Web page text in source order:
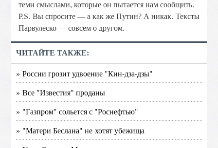
теми смыслами, которые он пытается нам сообщить.
P.S. Вы спросите — а как же Путин? А никак. Тексты
Парвулеско — совсем о другом.
ЧИТАЙТЕ ТАКЖЕ:
» России грозит удвоение "Кин-дза-дзы"
» Все "Известия" проданы
» "Газпром" сольется с "Роснефтью"
» "Матери Беслана" не хотят убежища